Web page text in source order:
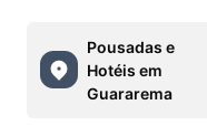
Pousadas e
Hotéis em
Guararema